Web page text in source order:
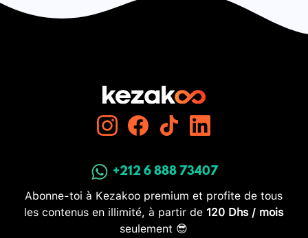
+212 6 888 73407
Abonne-toi à Kezakoo premium et profite de tous
les contenus en illimité, à partir de 120 Dhs / mois
seulement 😎